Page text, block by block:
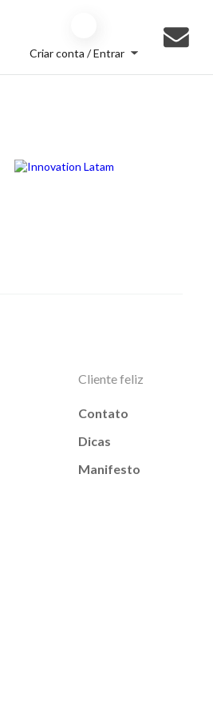
Criar conta / Entrar
Cliente feliz
Contato
Dicas
Manifesto